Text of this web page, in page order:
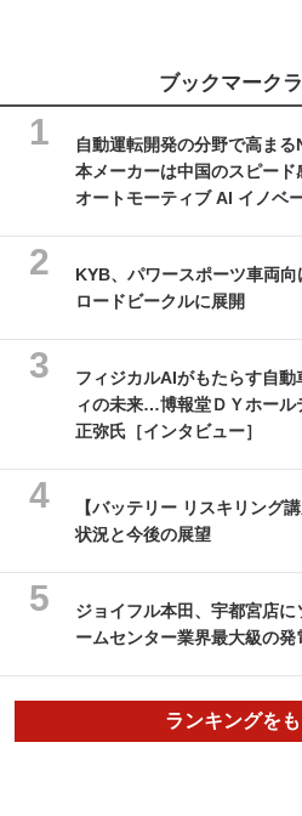
ブックマーク
自動運転開発の分野で高ま
本メーカーは中国のスピー
オートモーティブ AI イノベ
KYB、パワースポーツ車両
ロードビークルに展開
フィジカルAIがもたらす自
ィの未来…博報堂ＤＹホー
正弥氏［インタビュー］
【バッテリー リスキリング
状況と今後の展望
ジョイフル本田、宇都宮店
ームセンター業界最大級の
ランキングを